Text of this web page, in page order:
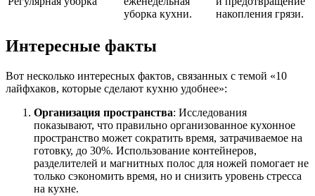
уборка кухни.
накопления грязи.
Интересные факты
Вот несколько интересных фактов, связанных с темой «10
лайфхаков, которые сделают кухню удобнее»:
Организация пространства: Исследования
показывают, что правильно организованное кухонное
пространство может сократить время, затрачиваемое на
готовку, до 30%. Использование контейнеров,
разделителей и магнитных полос для ножей помогает не
только сэкономить время, но и снизить уровень стресса
на кухне.